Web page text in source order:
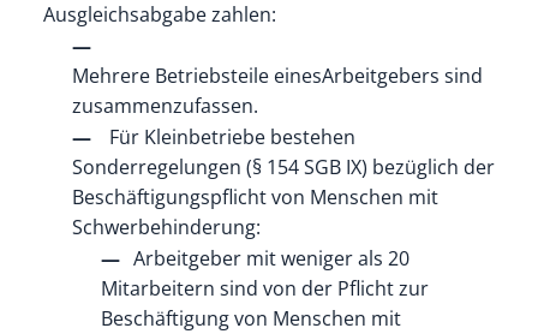
Ausgleichsabgabe zahlen:
Mehrere Betriebsteile einesArbeitgebers sind
zusammenzufassen.
Für Kleinbetriebe bestehen
Sonderregelungen (§ 154 SGB IX) bezüglich der
Beschäftigungspflicht von Menschen mit
Schwerbehinderung:
Arbeitgeber mit weniger als 20
Mitarbeitern sind von der Pflicht zur
Beschäftigung von Menschen mit